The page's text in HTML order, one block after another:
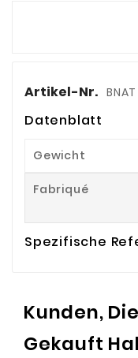
Artikel-Nr. BNAT
Datenblatt
Gewicht
Fabriqué
Spezifische
Kunden,
Gekauft